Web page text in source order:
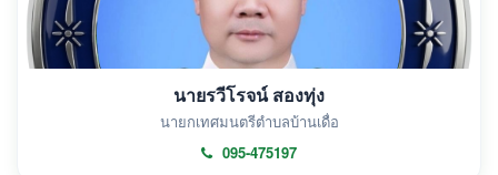
นายรวีโรจน์ สองทุ่ง
นายกเทศมนตรีตำบลบ้านเดื่อ
095-475197